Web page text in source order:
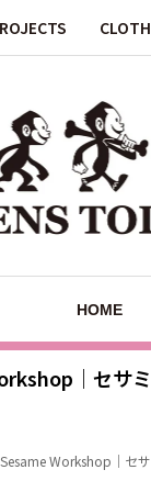
HOME
｜セサ
Sesame Workshop｜セ